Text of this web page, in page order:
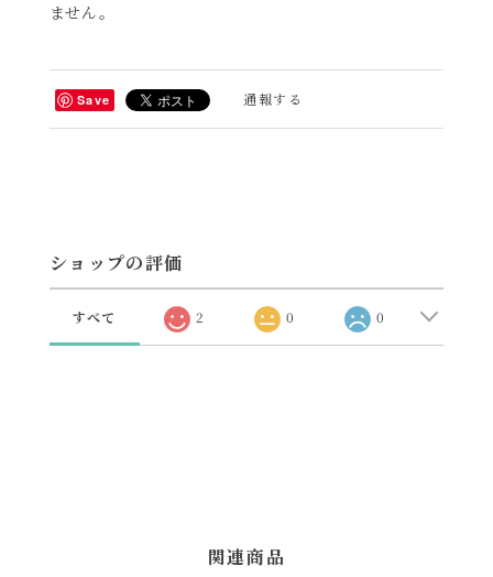
ません。
Save 通報する
ショップの評価
すべて 2 0 0
関連商品